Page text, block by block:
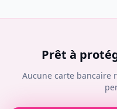
Prêt à
Aucune carte bancaire